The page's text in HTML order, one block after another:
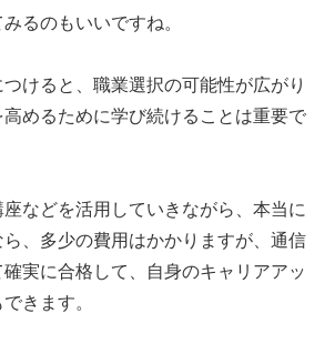
るのもいいですね。
けると、職業選択の可能性が広がり
めるために学び続けることは重要で
などを活用していきながら、本当に
、多少の費用はかかりますが、通信
実に合格して、自身のキャリアアッ
きます。